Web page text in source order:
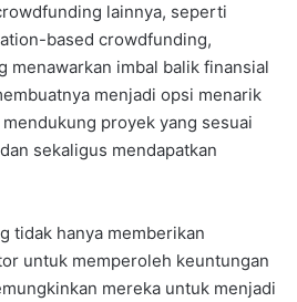
lainnya, seperti
based crowdfunding,
menawarkan imbal balik finansial
menjadi opsi menarik
proyek yang sesuai
sekaligus mendapatkan
tidak hanya memberikan
untuk memperoleh keuntungan
mereka untuk menjadi